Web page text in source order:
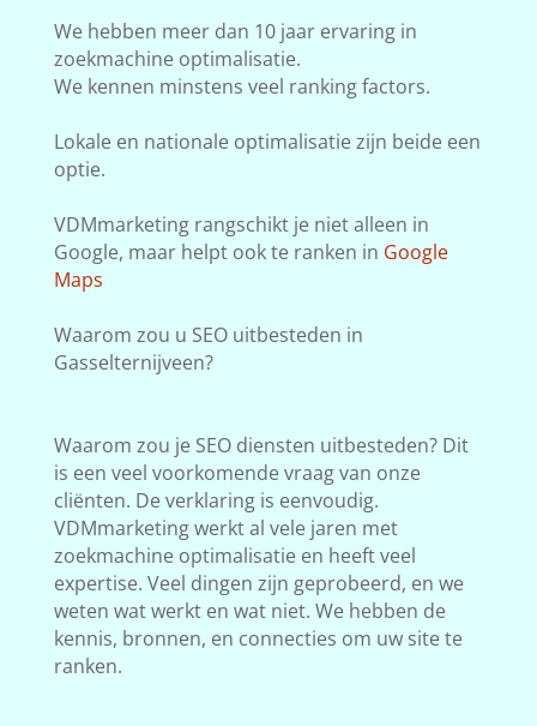
We hebben meer dan 10 jaar ervaring in
zoekmachine optimalisatie.
We kennen minstens veel ranking factors.
Lokale en nationale optimalisatie zijn beide een
optie.
VDMmarketing rangschikt je niet alleen in
Google, maar helpt ook te ranken in Google
Maps
Waarom zou u SEO uitbesteden in
Gasselternijveen?
Waarom zou je SEO diensten uitbesteden? Dit
is een veel voorkomende vraag van onze
cliënten. De verklaring is eenvoudig.
VDMmarketing werkt al vele jaren met
zoekmachine optimalisatie en heeft veel
expertise. Veel dingen zijn geprobeerd, en we
weten wat werkt en wat niet. We hebben de
kennis, bronnen, en connecties om uw site te
ranken.